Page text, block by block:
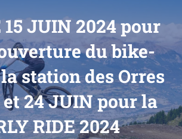
15 JUIN 2024 pour
du bike-
station des Orres
et 24 JUIN pour la
RIDE 2024